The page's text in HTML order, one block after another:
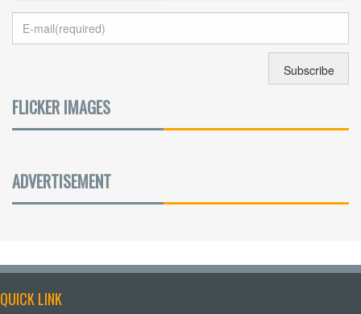
FLICKER IMAGES
ADVERTISEMENT
QUICK LINK